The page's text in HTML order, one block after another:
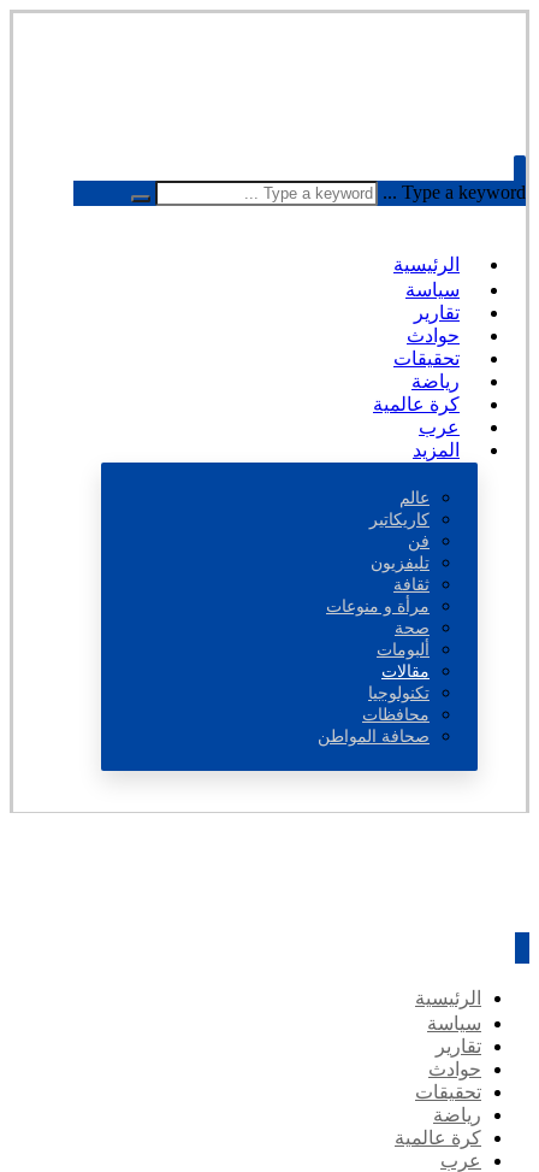
Type a keyword ...
الرئيسية
سياسة
تقارير
حوادث
تحقيقات
رياضة
كرة عالمية
عرب
المزيد
عالم
كاريكاتير
فن
تليفزيون
ثقافة
مرأة و منوعات
صحة
ألبومات
مقالات
تكنولوجيا
محافظات
صحافة المواطن
الرئيسية
سياسة
تقارير
حوادث
تحقيقات
رياضة
كرة عالمية
عرب